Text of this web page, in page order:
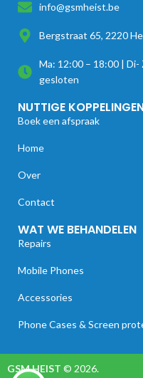
info@gsmheist.be
Bergstraat 65, 2220
Ma: 12:00 – 18:00 |
gesloten
NUTTIGE
Boek een afspraak
Home
Over
Contact
WAT WE BEHANDELEN
Repairs
Mobile Phones
Accessories
Phone Cases & Screen
GSM HEIST © 2026.